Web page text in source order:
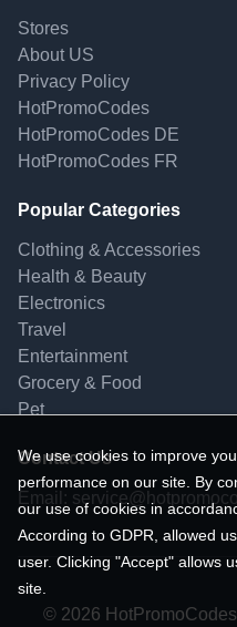
Stores
About US
Privacy Policy
HotPromoCodes
HotPromoCodes DE
HotPromoCodes FR
Popular Categories
Clothing & Accessories
Health & Beauty
Electronics
Travel
Entertainment
Grocery & Food
Pet
Contact Us
Email:
© 2026
We use cookies to improve
performance on our site. By
our use of cookies in
According to GDPR, allowed
user. Clicking "Accept" allows
site.